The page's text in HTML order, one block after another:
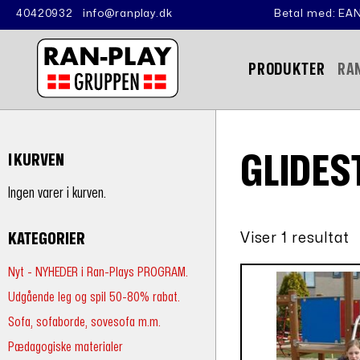
40420932 info@ranplay.dk Betal med:
PRODUKTER
I KURVEN
Ingen varer i kurven.
KATEGORIER
Nyt - NYHEDER i Ran-Plays PROGRAM.
Udgående leg og spil 50-80% rabat.
Sofa, sofaborde, sovesofa m.m.
Pædagogiske materialer
Viser 1 resultat